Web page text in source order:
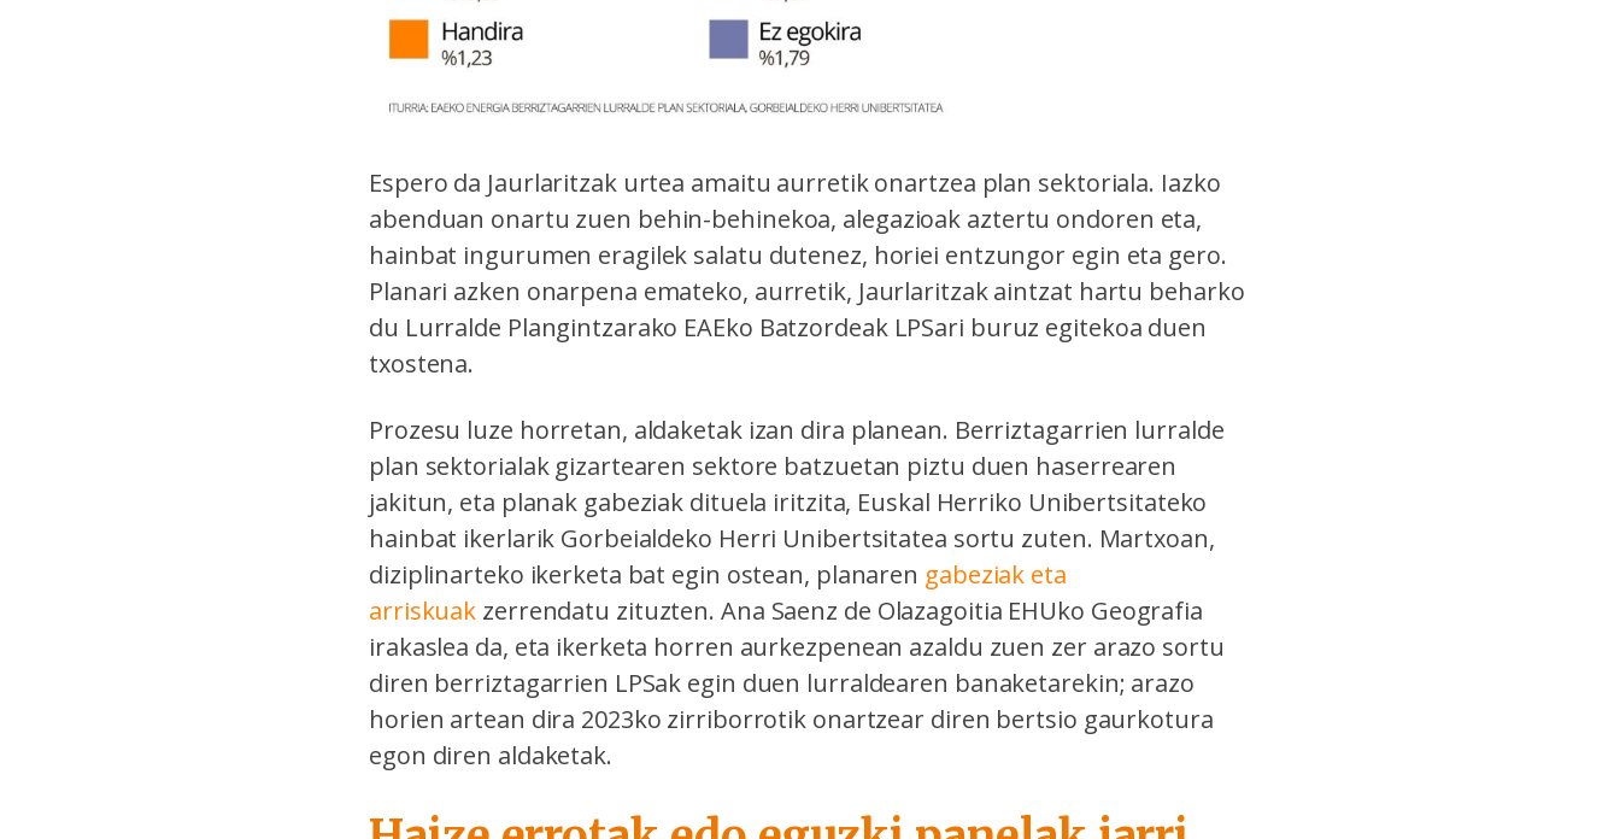
Espero da Jaurlaritzak urtea amaitu aurretik onartzea plan sektoriala. Iazko
abenduan onartu zuen behin-behinekoa, alegazioak aztertu ondoren eta,
hainbat ingurumen eragilek salatu dutenez, horiei entzungor egin eta gero.
Planari azken onarpena emateko, aurretik, Jaurlaritzak aintzat hartu beharko
du Lurralde Plangintzarako EAEko Batzordeak LPSari buruz egitekoa duen
txostena.
Prozesu luze horretan, aldaketak izan dira planean. Berriztagarrien lurralde
plan sektorialak gizartearen sektore batzuetan piztu duen haserrearen
jakitun, eta planak gabeziak dituela iritzita, Euskal Herriko Unibertsitateko
hainbat ikerlarik Gorbeialdeko Herri Unibertsitatea sortu zuten. Martxoan,
diziplinarteko ikerketa bat egin ostean, planaren gabeziak eta
arriskuak zerrendatu zituzten. Ana Saenz de Olazagoitia EHUko Geografia
irakaslea da, eta ikerketa horren aurkezpenean azaldu zuen zer arazo sortu
diren berriztagarrien LPSak egin duen lurraldearen banaketarekin; arazo
horien artean dira 2023ko zirriborrotik onartzear diren bertsio gaurkotura
egon diren aldaketak.